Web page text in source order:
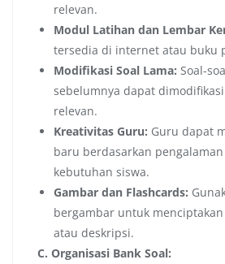
relevan.
Modul Latihan dan Lembar
tersedia di internet atau buku
Modifikasi Soal Lama: Soal-
sebelumnya dapat
relevan.
Kreativitas Guru: Guru dapat
baru berdasarkan
kebutuhan siswa.
Gambar dan Flashcards:
bergambar untuk
atau deskripsi.
C. Organisasi Bank Soal: